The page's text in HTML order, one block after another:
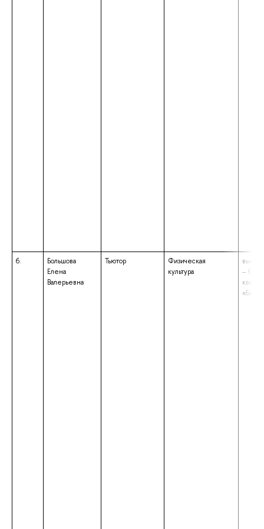
6.
Большова
Елена
Валерьевна
Тьютор
Физическая
культура
–